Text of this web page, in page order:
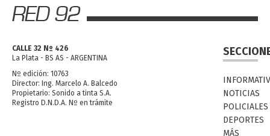
CALLE 32 Nº 426
La Plata - BS AS - ARGENTINA
Nº edición: 10763
Director: Ing. Marcelo A. Balcedo
Propietario: Sonido a tinta S.A.
Registro D.N.D.A. Nº en trámite
NOTICIAS
POLICIALES
DEPORTES
MÁS